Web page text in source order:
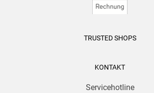
TRUSTED SHOPS
KONTAKT
Servicehotline